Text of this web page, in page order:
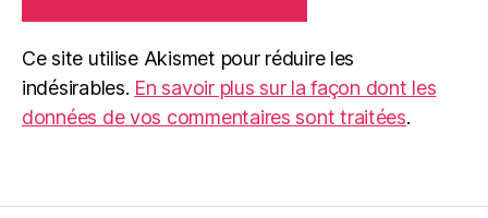
Ce site utilise Akismet pour réduire les
indésirables. En savoir plus sur la façon dont les
données de vos commentaires sont traitées.